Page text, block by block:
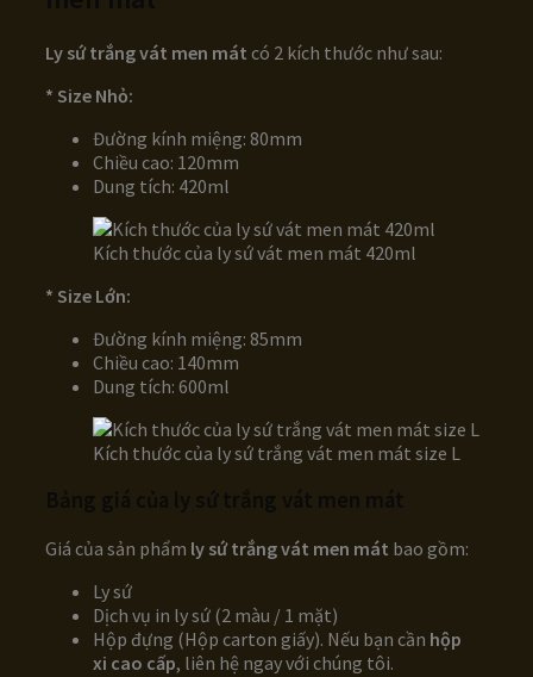
Ly sứ trắng vát men mát có 2 kích thước như sau:
* Size Nhỏ:
Đường kính miệng: 80mm
Chiều cao: 120mm
Dung tích: 420ml
Kích thước của ly sứ vát men mát 420ml
* Size Lớn:
Đường kính miệng: 85mm
Chiều cao: 140mm
Dung tích: 600ml
Kích thước của ly sứ trắng vát men mát size L
Giá của sản phẩm ly sứ trắng vát men mát bao gồm:
Ly sứ
Dịch vụ in ly sứ (2 màu / 1 mặt)
Hộp đựng (Hộp carton giấy). Nếu bạn cần hộp
xi cao cấp, liên hệ ngay với chúng tôi.